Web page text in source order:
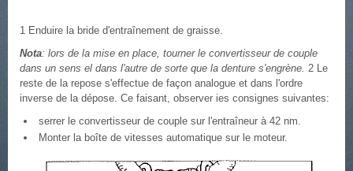
1 Enduire la bride d'entraînement de graisse.
Nota: lors de la mise en place, tourner le convertisseur de couple
dans un sens el dans l'autre de sorte que la denture s'engrène. 2 Le
reste de la repose s'effectue de façon analogue et dans l'ordre
inverse de la dépose. Ce faisant, observer ies consignes suivantes:
serrer le convertisseur de couple sur l'entraîneur à 42 nm.
Monter la boîte de vitesses automatique sur le moteur.